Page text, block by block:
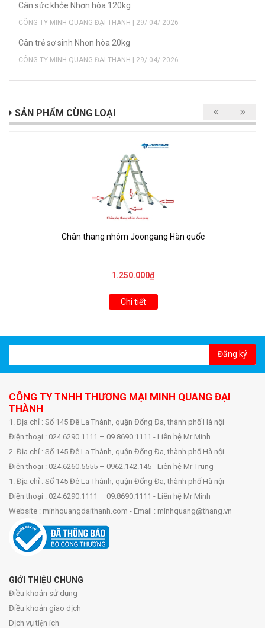
Cân sức khỏe Nhơn hòa 120kg
CÔNG TY MINH QUANG ĐẠI THANH | 29/ 04/ 2026
Cân trẻ sơ sinh Nhơn hòa 20kg
CÔNG TY MINH QUANG ĐẠI THANH | 29/ 04/ 2026
SẢN PHẨM CÙNG LOẠI
Chân thang nhôm Joongang Hàn quốc
1.250.000₫
Chi tiết
Đăng ký
CÔNG TY TNHH THƯƠNG MẠI MINH QUANG ĐẠI
THÀNH
1. Địa chỉ : Số 145 Đê La Thành, quận Đống Đa, thành phố Hà nội
Điện thoại : 024.6290.1111 – 09.8690.1111 - Liên hệ Mr Minh
2. Địa chỉ : Số 145 Đê La Thành, quận Đống Đa, thành phố Hà nội
Điện thoại : 024.6260.5555 – 0962.142.145 - Liên hệ Mr Trung
1. Địa chỉ : Số 145 Đê La Thành, quận Đống Đa, thành phố Hà nội
Điện thoại : 024.6290.1111 – 09.8690.1111 - Liên hệ Mr Minh
Website : minhquangdaithanh.com - Email : minhquang@thang.vn
GIỚI THIỆU CHUNG
Điều khoản sử dụng
Điều khoản giao dịch
Dịch vụ tiện ích